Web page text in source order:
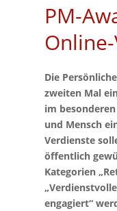
PM-
Die
zweiten Mal
im
und Mensch
Verdienste
öffentlich
Kategorien
engagiert“